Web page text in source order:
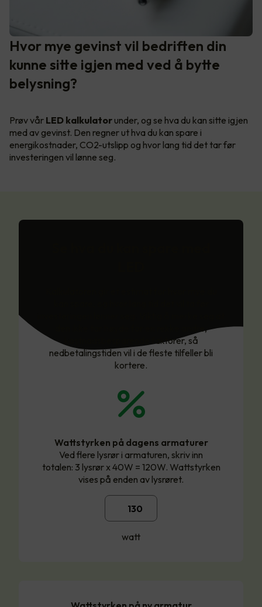
Hvor mye gevinst vil bedriften din
kunne sitte igjen med ved å bytte
belysning?
Prøv vår LED kalkulator under, og se hva du kan sitte igjen
med av gevinst. Den regner ut hva du kan spare i
energikostnader, CO2-utslipp og hvor lang tid det tar før
investeringen vil lønne seg.
den ikke tar høyde for en rekke andre,
kostnadsbesparende faktorer, så
nedbetalingstiden vil i de fleste tilfeller bli
kortere.
Wattstyrken på dagens armaturer
Ved flere lysrør i armaturen, skriv inn
totalen: 3 lysrør x 40W = 120W. Wattstyrken
vises på enden av lysrøret.
watt